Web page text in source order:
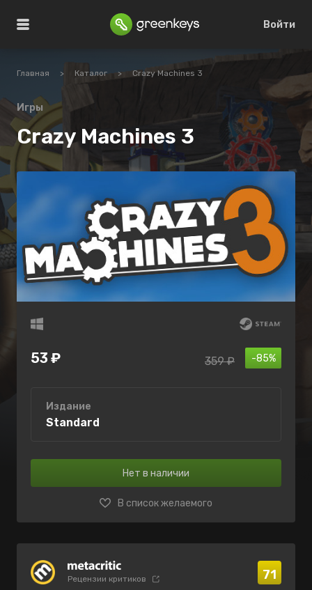
Войти
Главная > Каталог > Crazy Machines 3
Игры
Crazy Machines 3
53 ₽ -85%
359 ₽
Издание
Standard
Нет в наличии
В список желаемого
Рецензии критиков 71